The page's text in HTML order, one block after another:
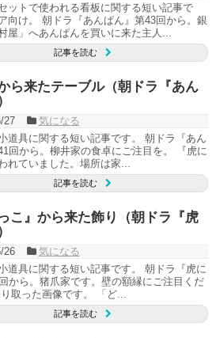
ットで使われる看板に関する短い記事で
向け。 朝ドラ『あんぱん』第43回から。銀
屋」へあんぱんを買いに来た主人...
記事を読む
ら来たテーブル（朝ドラ『あん
27
気になる
道具に関する短い記事です。 朝ドラ『あん
回から。柳井家の食卓にご注目を。 『虎に
れていました。場所は家...
記事を読む
こ』から来た飾り（朝ドラ『虎
26
気になる
道具に関する短い記事です。 朝ドラ『虎に
から。猪爪家です。壁の額縁にご注目くだ
取った画像です。 「ど...
記事を読む